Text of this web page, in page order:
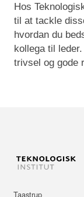
Hos
til at tackle
hvordan du
kollega til
trivsel og gode
Taastrup